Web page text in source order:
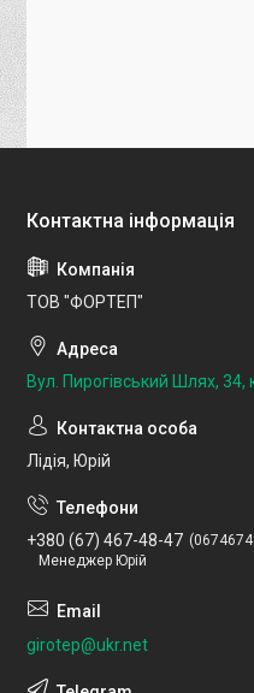
ТОВ "ФОРТЕП"
Вул. Пирогівський Шлях, 34,
Лідія, Юрій
+380 (67) 467-48-47
Менеджер Юрій
girotep@ukr.net